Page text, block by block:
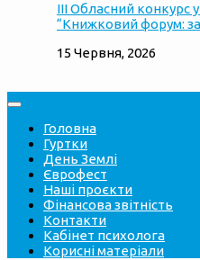
ІІІ Обласний
“Книжковий форум:
15 Червня, 2026
Головна
Гуртки
День Землі
Єврофест
Наші проєкти
Фінансова звітність
Контакти
Кабінет психолога
Корисні матеріали